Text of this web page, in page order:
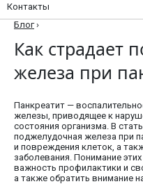
Контакты
Блог ›
Как страдает
железа при
Панкреатит —
железы, приводящее к
состояния организма. В
поджелудочная железа при
и повреждения клеток, а
заболевания. Понимание
важность профилактики и
а также обратить внимание